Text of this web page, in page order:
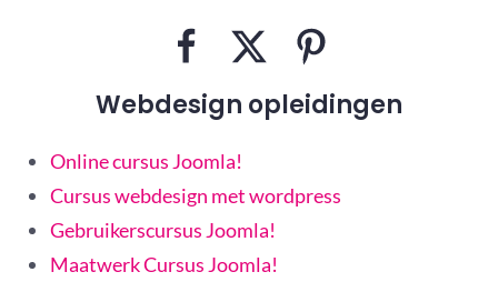
Webdesign opleidingen
Online cursus Joomla!
Cursus webdesign met wordpress
Gebruikerscursus Joomla!
Maatwerk Cursus Joomla!